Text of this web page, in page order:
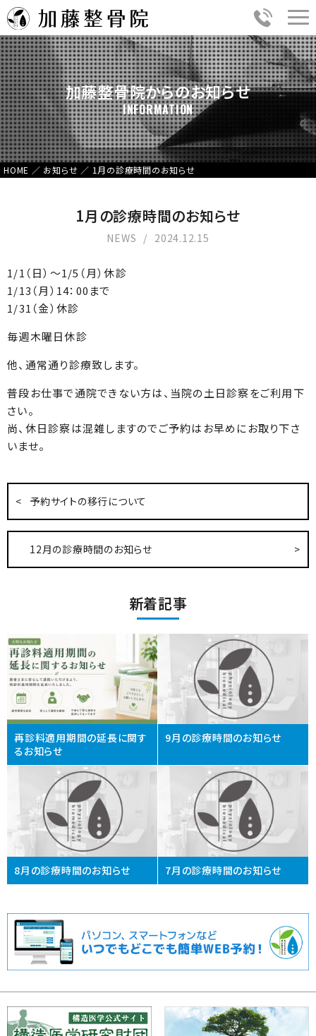
加藤整骨院からのお知らせ
INFORMATION
HOME ／ お知らせ ／ 1月の診療時間のお知らせ
1月の診療時間のお知らせ
NEWS 2024.12.15
1/1（日）～1/5（月）休診
1/13（月）14：00まで
1/31（金）休診
毎週木曜日休診
他、通常通り診療致します。
普段お仕事で通院できない方は、当院の土日診察をご利用下
さい。
尚、休日診察は混雑しますのでご予約はお早めにお取り下さ
いませ。
予約サイトの移行について
12月の診療時間のお知らせ
新着記事
再診料適用期間の延長に関す
るお知らせ
9月の診療時間のお知らせ
8月の診療時間のお知らせ 7月の診療時間のお知らせ